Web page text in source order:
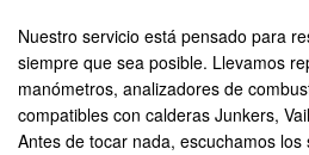
Nuestro servicio está pensado para
siempre que sea posible. Llevamos
manómetros, analizadores de
compatibles con calderas Junkers,
Antes de tocar nada, escuchamos